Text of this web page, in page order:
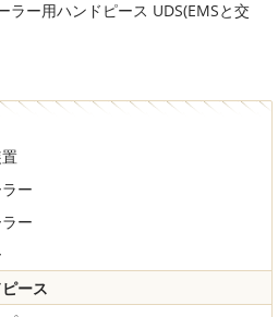
ー用ハンドピース UDS(EMSと交
ー
ー
ース